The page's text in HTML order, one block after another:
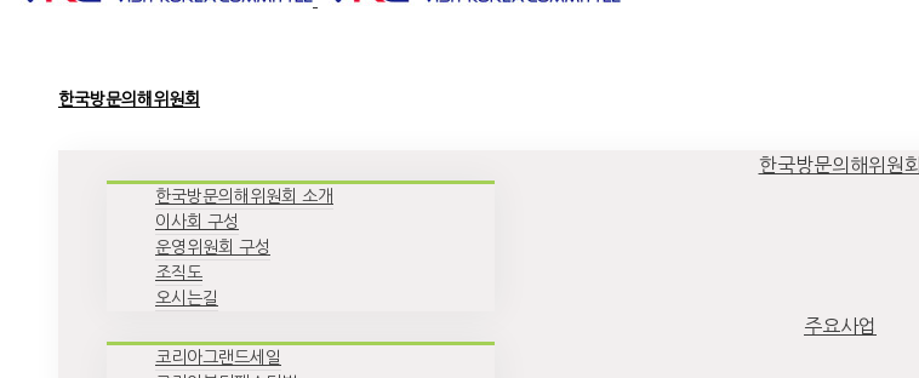
한국방문의해위원회
한국방문의해위원회
한국방문의해위원회 소개
이사회 구성
운영위원회 구성
조직도
오시는길
주요사업
코리아그랜드세일